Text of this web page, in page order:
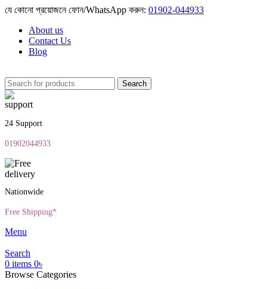
যে কোনো প্রয়োজনে ফোন/WhatsApp করুন: 01902-044933
About us
Contact Us
Blog
Search
24 Support
01902044933
Nationwide
Free Shipping*
Menu
Search
0 items 0৳
Browse Categories